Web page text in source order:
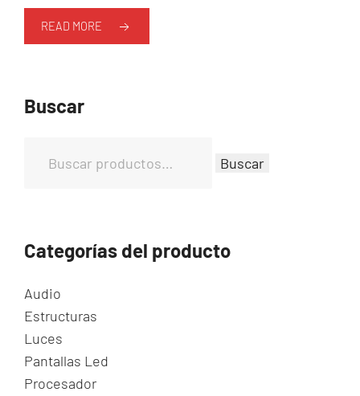
READ MORE
Buscar
r
Buscar
Categorías del producto
Audio
Estructuras
Luces
Pantallas Led
Procesador